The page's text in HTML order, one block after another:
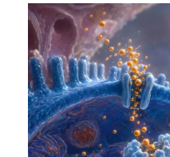
Български
Dansk
Nederlands
हिन्दी
Bahasa Indonesia
Հայերեն